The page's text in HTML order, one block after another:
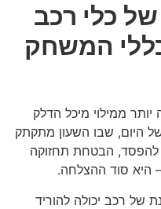
כלי רכב
המשחק
ממילוי מיכל הדלק
היום, שבו השעון מתקתק
להפסד, הבטחת תחזוקה
היא סוד ההצלחה.
של רכב יכולה להוריד